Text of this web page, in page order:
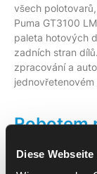
Diese
všech
Puma GT3100
paleta hotových
zadních stran
zpracování a
jednovřetenovém
Robotem
CNC